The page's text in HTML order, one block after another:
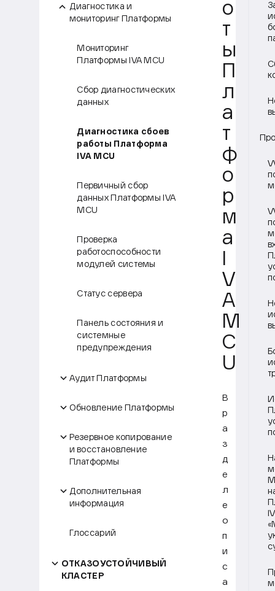
Диагностика и
мониторинг Платформы
Мониторинг
Платформы IVA MCU
Сбор диагностических
данных
Диагностика сбоев
работы Платформа
IVA MCU
Первичный сбор
данных Платформы IVA
MCU
Проверка
работоспособности
модулей системы
Статус сервера
Панель состояния и
системные
предупреждения
Аудит Платформы
Обновление Платформы
Резервное копирование
и восстановление
Платформы
Дополнительная
информация
Глоссарий
ОТКАЗОУСТОЙЧИВЫЙ
КЛАСТЕР
о
т
ы
л
а
т
ф
о
р
м
а
V
A
M
C
U
В
р
а
з
д
е
л
е
о
п
и
с
а